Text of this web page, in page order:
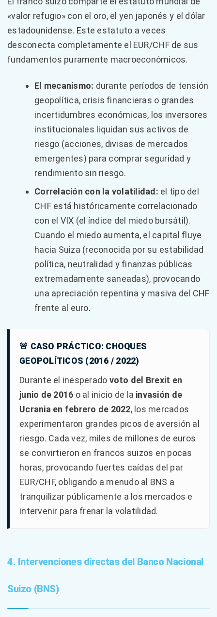
«valor refugio» con el oro, el yen japonés y el dólar
estadounidense. Este estatuto a veces
desconecta completamente el EUR/CHF de sus
fundamentos puramente macroeconómicos.
El mecanismo: durante períodos de tensión
geopolítica, crisis financieras o grandes
incertidumbres económicas, los inversores
institucionales liquidan sus activos de
riesgo (acciones, divisas de mercados
emergentes) para comprar seguridad y
rendimiento sin riesgo.
Correlación con la volatilidad: el tipo del
CHF está históricamente correlacionado
con el VIX (el índice del miedo bursátil).
Cuando el miedo aumenta, el capital fluye
hacia Suiza (reconocida por su estabilidad
política, neutralidad y finanzas públicas
extremadamente saneadas), provocando
una apreciación repentina y masiva del CHF
frente al euro.
🚨 CASO PRÁCTICO: CHOQUES
GEOPOLÍTICOS (2016 / 2022)
Durante el inesperado voto del Brexit en
junio de 2016 o al inicio de la invasión de
Ucrania en febrero de 2022, los mercados
experimentaron grandes picos de aversión al
riesgo. Cada vez, miles de millones de euros
se convirtieron en francos suizos en pocas
horas, provocando fuertes caídas del par
EUR/CHF, obligando a menudo al BNS a
tranquilizar públicamente a los mercados e
intervenir para frenar la volatilidad.
4. Intervenciones directas del Banco Nacional
Suizo (BNS)